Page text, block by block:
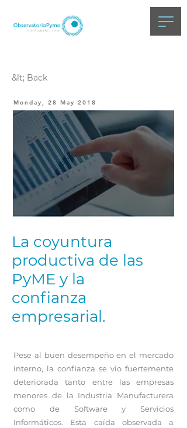
&lt; Back
Monday, 28 May 2018
La coyuntura
productiva de las
PyME y la
confianza
empresarial.
Pese al buen desempeño en el mercado
interno, la confianza se vio fuertemente
deteriorada tanto entre las empresas
menores de la Industria Manufacturera
como de Software y Servicios
Informáticos. Esta caída observada a